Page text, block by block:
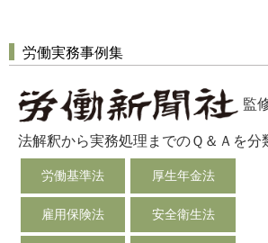
労働実務事例集
監
法解釈から実務処理までのＱ＆Ａを分
労働基準法 厚生年金法
雇用保険法 安全衛生法